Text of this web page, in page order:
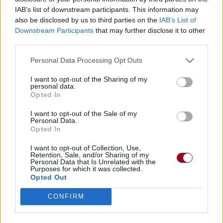
IAB’s list of downstream participants. This information may
also be disclosed by us to third parties on the IAB’s List of
Downstream Participants that may further disclose it to other
Personal Data Processing Opt Outs
I want to opt-out of the Sharing of my
personal data.
Opted In
I want to opt-out of the Sale of my
Personal Data.
Opted In
I want to opt-out of Collection, Use,
Retention, Sale, and/or Sharing of my
Personal Data that Is Unrelated with the
Purposes for which it was collected.
Opted Out
CONFIRM